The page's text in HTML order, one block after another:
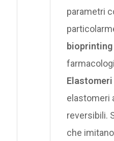
parametri
bioprinting
elastomeri
reversibili.
che